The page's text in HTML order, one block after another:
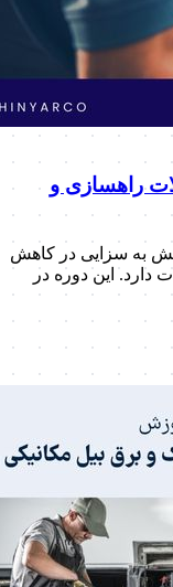
راهسازی و
به سزایی در کاهش
دارد. این دوره در